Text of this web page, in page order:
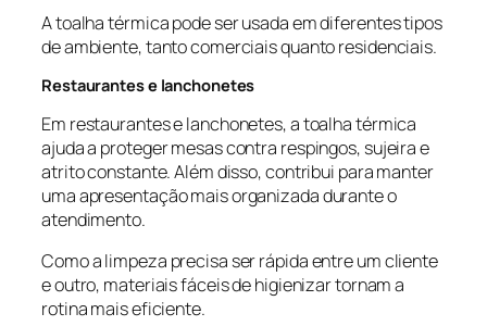
A toalha térmica pode ser usada em diferentes tipos
de ambiente, tanto comerciais quanto residenciais.
Restaurantes e lanchonetes
Em restaurantes e lanchonetes, a toalha térmica
ajuda a proteger mesas contra respingos, sujeira e
atrito constante. Além disso, contribui para manter
uma apresentação mais organizada durante o
atendimento.
Como a limpeza precisa ser rápida entre um cliente
e outro, materiais fáceis de higienizar tornam a
rotina mais eficiente.